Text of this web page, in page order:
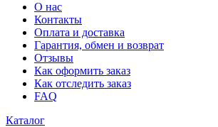
О нас
Контакты
Оплата и доставка
Гарантия, обмен и возврат
Отзывы
Как оформить заказ
Как отследить заказ
FAQ
Каталог